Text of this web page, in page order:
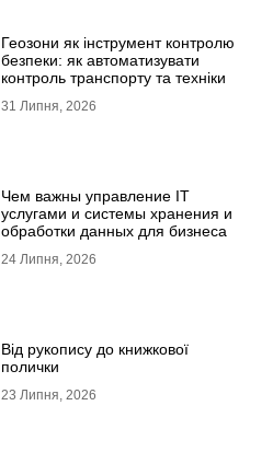
Геозони як інструмент контролю
безпеки: як автоматизувати
контроль транспорту та техніки
31 Липня, 2026
Чем важны управление IT
услугами и системы хранения и
обработки данных для бизнеса
24 Липня, 2026
Від рукопису до книжкової
полички
23 Липня, 2026